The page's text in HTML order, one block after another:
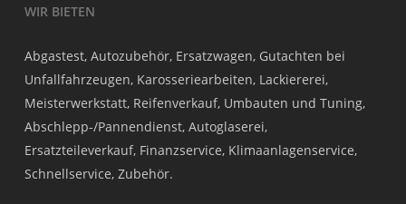
WIR BIETEN
Abgastest, Autozubehör, Ersatzwagen, Gutachten bei
Unfallfahrzeugen, Karosseriearbeiten, Lackiererei,
Meisterwerkstatt, Reifenverkauf, Umbauten und Tuning,
Abschlepp-/Pannendienst, Autoglaserei,
Ersatzteileverkauf, Finanzservice, Klimaanlagenservice,
Schnellservice, Zubehör.